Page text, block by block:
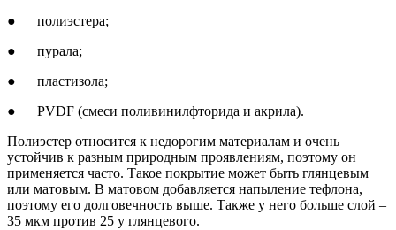
● полиэстера;
● пурала;
● пластизола;
● PVDF (смеси поливинилфторида и акрила).
Полиэстер относится к недорогим материалам и очень
устойчив к разным природным проявлениям, поэтому он
применяется часто. Такое покрытие может быть глянцевым
или матовым. В матовом добавляется напыление тефлона,
поэтому его долговечность выше. Также у него больше слой –
35 мкм против 25 у глянцевого.